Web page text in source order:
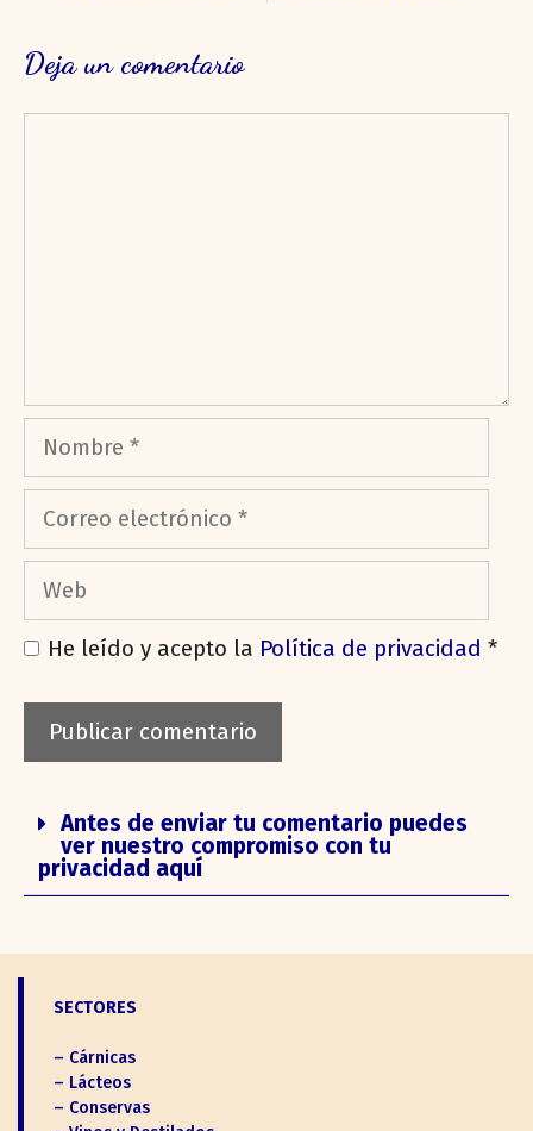
Deja un comentario
He leído y acepto la Política de privacidad *
Antes de enviar tu comentario puedes
ver nuestro compromiso con tu
privacidad aquí
SECTORES
– Cárnicas
– Lácteos
– Conservas